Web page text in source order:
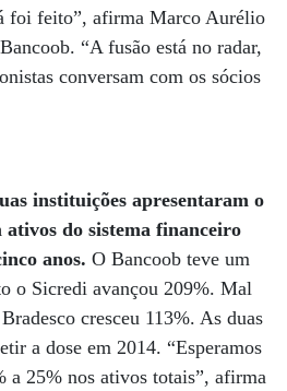
foi feito”, afirma Marco Aurélio
“A fusão está no radar,
conversam com os sócios
instituições apresentaram o
do sistema financeiro
anos. O Bancoob teve um
o Sicredi avançou 209%. Mal
cresceu 113%. As duas
a dose em 2014. “Esperamos
a 25% nos ativos totais”, afirma